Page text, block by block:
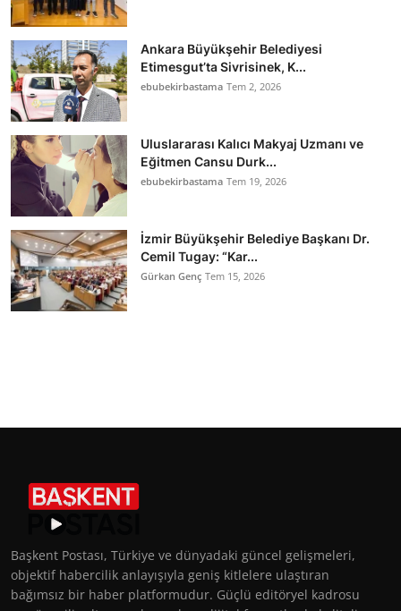
Ankara Büyükşehir Belediyesi
Etimesgut’ta Sivrisinek, K...
ebubekirbastama Tem 2, 2026
Uluslararası Kalıcı Makyaj Uzmanı ve
Eğitmen Cansu Durk...
ebubekirbastama Tem 19, 2026
İzmir Büyükşehir Belediye Başkanı Dr.
Cemil Tugay: “Kar...
Gürkan Genç Tem 15, 2026
Başkent Postası, Türkiye ve dünyadaki güncel gelişmeleri,
objektif habercilik anlayışıyla geniş kitlelere ulaştıran
bağımsız bir haber platformudur. Güçlü editöryel kadrosu